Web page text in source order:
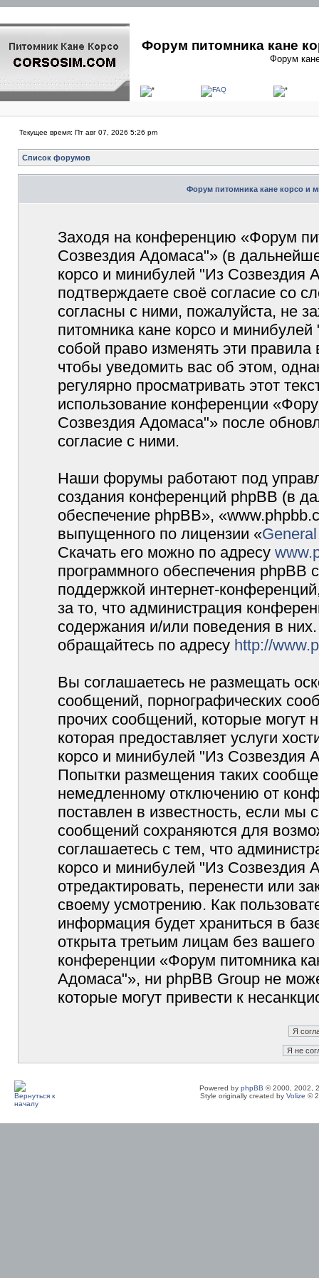
Форум питомника кане
Форум
Текущее время: Пт авг 07, 2026 5:26 pm
Список форумов
Форум питомника кане корсо и
Заходя на конференцию «Форум
Созвездия Адомаса"» (в
корсо и минибулей "Из Созвездия
подтверждаете своё согласие со
согласны с ними, пожалуйста, не
питомника кане корсо и
собой право изменять эти
чтобы уведомить вас об этом,
регулярно просматривать этот
использование конференции
Созвездия Адомаса"» после
согласие с ними.
Наши форумы работают под
создания конференций phpBB (в
обеспечение phpBB»,
выпущенного по лицензии «
Скачать его можно по адресу
программного обеспечения phpBB
поддержкой интернет-
за то, что администрация
содержания и/или поведения в
обращайтесь по адресу http://
Вы соглашаетесь не размещать
сообщений, порнографических
прочих сообщений, которые могут
которая предоставляет услуги
корсо и минибулей "Из Созвездия
Попытки размещения таких
немедленному отключению от
поставлен в известность, если мы
сообщений сохраняются для
соглашаетесь с тем, что
корсо и минибулей "Из Созвездия
отредактировать, перенести или
своему усмотрению. Как
информация будет храниться в
открыта третьим лицам без
конференции «Форум питомника
Адомаса"», ни phpBB Group не
которые могут привести к
Powered by phpBB © 2000, 2002,
Style originally created by Volize ©